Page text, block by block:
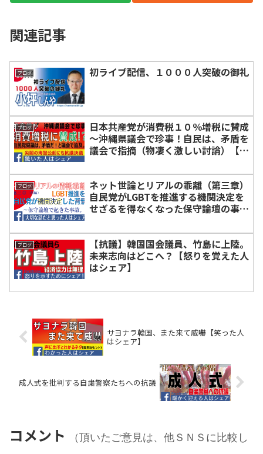
関連記事
ブログ 初ライブ配信、１０００人突破の御礼
ブログ
日本共産党が消費税１０％増税に賛成
～沖縄県議会で珍事！自民は、矛盾を
議会で指摘（物凄く激しい討論）【オ
ブログ
ネット世論とリアルの乖離（第三章）
自民党がLGBTを推進する機関決定を
せざるを得なくなった保守論壇の事故
ブログ
【抗議】韓国国会議員、竹島に上陸。
未来志向はどこへ？【怒りを覚えた人
はシェア】
サヨナラ韓国、また来て威嚇【笑った人
はシェア】
成人式を批判する自粛警察たちへの抗議
コメント
（頂いたご意見は、他ＳＮＳに比較し